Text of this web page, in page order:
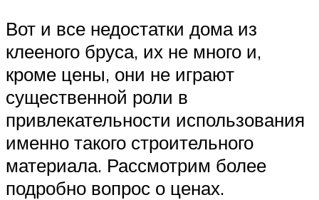
Вот и все недостатки дома из
клееного бруса, их не много и,
кроме цены, они не играют
существенной роли в
привлекательности использования
именно такого строительного
материала. Рассмотрим более
подробно вопрос о ценах.